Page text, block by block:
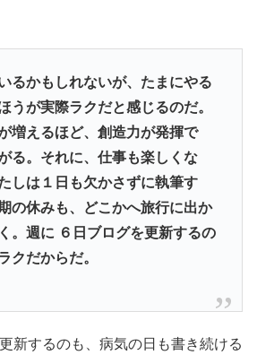
るかもしれないが、たまにやる
うが実際ラクだと感じるのだ。
増えるほど、創造力が発揮で
る。それに、仕事も楽しくな
しは１日も欠かさずに執筆す
の休みも、どこかへ旅行に出か
。週に ６日ブログを更新するの
クだからだ。
新するのも、病気の日も書き続ける